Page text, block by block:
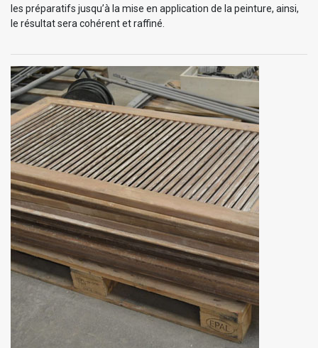
les préparatifs jusqu’à la mise en application de la peinture, ainsi,
le résultat sera cohérent et raffiné.